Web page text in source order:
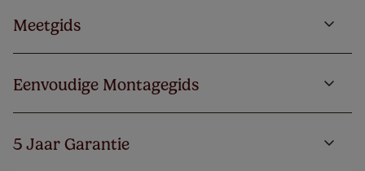
Meetgids
Eenvoudige Montagegids
5 Jaar Garantie